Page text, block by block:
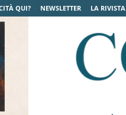
QUI? NEWSLETTER LA RIVISTA